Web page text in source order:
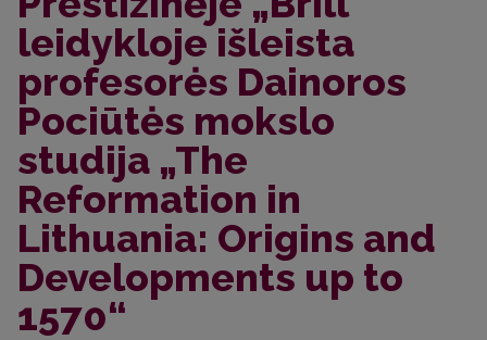
leidykloje išleista
profesorės Dainoros
Pociūtės mokslo
studija „The
Reformation in
Lithuania: Origins and
Developments up to
1570“